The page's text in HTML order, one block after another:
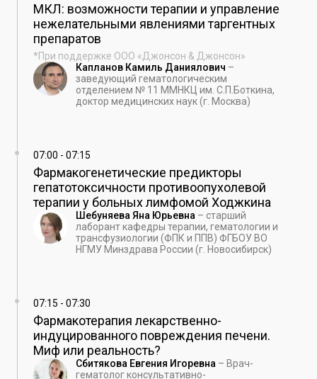
МКЛ: возможности терапии и управление
нежелательными явлениями таргентных
препаратов
*При поддержке ООО «Джонсон & Джонсон»
Капланов Камиль Даниялович –
заведующий гематологическим
отделением № 11 ММНКЦ им. С.П.Боткина,
доктор медицинских наук (г. Москва)
07:00 - 07:15
Фармакогенетические предикторы
гепатотоксичности противоопухолевой
терапии у больных лимфомой Ходжкина
Шебуняева Яна Юрьевна – старший
лаборант кафедры терапии, гематологии и
трансфузиологии (ФПК и ППВ) ФГБОУ ВО
НГМУ Минздрава России (г. Новосибирск)
07:15 - 07:30
Фармакотерапия лекарственно-
индуцированного повреждения печени.
Миф или реальность?
Сбитякова Евгения Игоревна – Врач-
гематолог консультативно-